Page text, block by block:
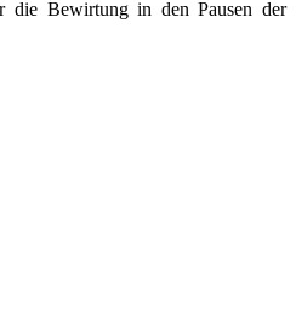
die Bewirtung in den Pausen der